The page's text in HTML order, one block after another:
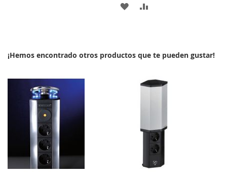
AÑADIR
LISTA
¡Hemos encontrado otros productos que te pueden gustar!